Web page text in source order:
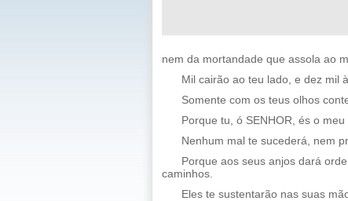
nem da mortandade que assola ao
Mil cairão ao teu lado, e dez mil
Somente com os teus olhos
Porque tu, ó SENHOR, és o
Nenhum mal te sucederá, nem
Porque aos seus anjos dará
caminhos.
Eles te sustentarão nas suas